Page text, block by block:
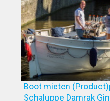
Boot mieten
Schaluppe